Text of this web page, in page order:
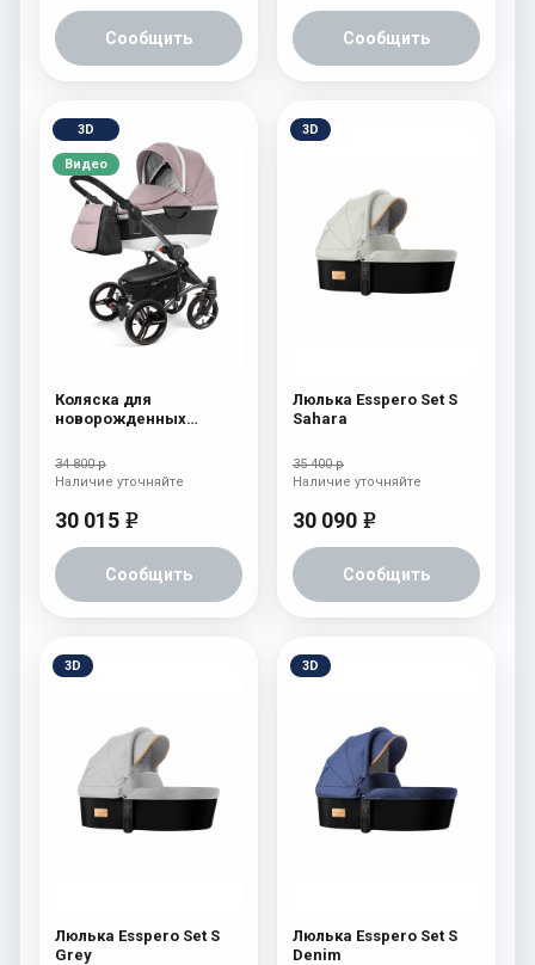
Сообщить Сообщить
3D
Видео
Коляска для
новорожденных
(шасси Graphite) Beige
34 800 р
30 015 e
Сообщить
Наличие уточняйте
3D
Люлька Esspero Set S
Sahara
35 400 р
30 090 e
Сообщить
Наличие уточняйте
3D
Люлька Esspero Set S
Grey
3D
Люлька Esspero Set S
Denim